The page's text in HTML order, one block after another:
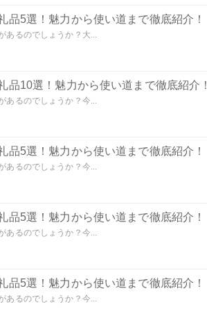
品5選！魅力から使い道まで徹底紹介！
あるのでしょうか？大...
品10選！魅力から使い道まで徹底紹介！
あるのでしょうか？今...
品5選！魅力から使い道まで徹底紹介！
あるのでしょうか？今...
品5選！魅力から使い道まで徹底紹介！
あるのでしょうか？今...
品5選！魅力から使い道まで徹底紹介！
あるのでしょうか？今...